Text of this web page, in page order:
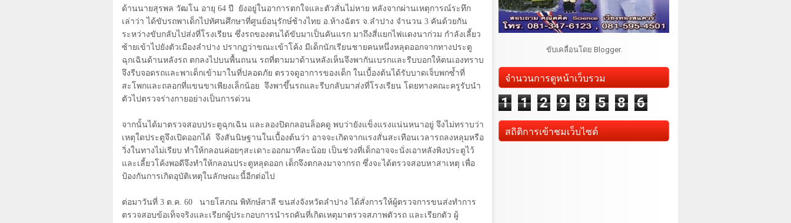
ด้านนายสุรพล วัฒโน อายุ 64 ปี ยังอยู่ในอาการตกใจและตัวสั่นไม่หาย หลังจากผ่านเหตุการณ์ระทึก
เล่าว่า ได้ขับรถพาเด็กไปทัศนศึกษาที่ศูนย์อนุรักษ์ช้างไทย อ.ห้างฉัตร จ.ลำปาง จำนวน 3 คันด้วยกัน
ระหว่างขับกลับไปส่งที่โรงเรียน ซึ่งรถของตนได้ขับมาเป็นคันแรก มาถึงสี่แยกไฟแดงนาก่วม กำลังเลี้ยว
ซ้ายเข้าไปยังตัวเมืองลำปาง ปรากฏว่าขณะเข้าโค้ง มีเด็กนักเรียนชายคนหนึ่งหลุดออกจากทางประตู
ฉุกเฉินด้านหลังรถ ตกลงไปบนพื้นถนน รถที่ตามมาด้านหลังเห็นจึงพากันเบรกและรีบบอกให้ตนเองทราบ
จึงรีบจอดรถและพาเด็กเข้ามาในที่ปลอดภัย ตรวจดูอาการของเด็ก ในเบื้องต้นได้รับบาดเจ็บพกซ้ำที่
สะโพกและถลอกที่แขนขาเพียงเล็กน้อย จึงพาขึ้นรถและรีบกลับมาส่งที่โรงเรียน โดยทางคณะครูรับนำ
ตัวไปตรวจร่างกายอย่างเป็นการด่วน
จากนั้นได้มาตรวจสอบประตูฉุกเฉิน และลองปิดกลอนล็อคดู พบว่ายังแข็งแรงแน่นหนาอยู่ จึงไม่ทราบว่า
เหตุใดประตูจึงเปิดออกได้ จึงสันนิษฐานในเบื้องต้นว่า อาจจะเกิดจากแรงสั่นสะเทือนเวลารถลงหลุมหรือ
วิ่งในทางไม่เรียบ ทำให้กลอนค่อยๆสะเดาะออกมาทีละน้อย เป็นช่วงที่เด็กอาจจะนั่งเอาหลังพิงประตูไว้
และเลี้ยวโค้งพอดีจึงทำให้กลอนประตูหลุดออก เด็กจึงตกลงมาจากรถ ซึ่งจะได้ตรวจสอบหาสาเหตุ เพื่อ
ป้องกันการเกิดอุบัติเหตุในลักษณะนี้อีกต่อไป
ต่อมาวันที่ 3 ต.ค. 60 นายโสภณ พิทักษ์สาลี ขนส่งจังหวัดลำปาง ได้สั่งการให้ผู้ตรวจการขนส่งทำการ
ตรวจสอบข้อเท็จจริงและเรียกผู้ประกอบการนำรถคันที่เกิดเหตุมาตรวจสภาพตัวรถ และเรียกตัว ผู้
ขับเคลื่อนโดย Blogger.
จำนวนการดูหน้าเว็บรวม
1 1 2 9 8 5 8 6
สถิติการเข้าชมเว็บไซต์